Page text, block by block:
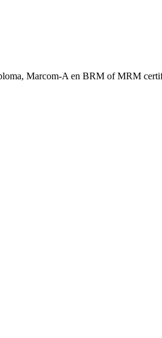
Marcom-A en BRM of MRM